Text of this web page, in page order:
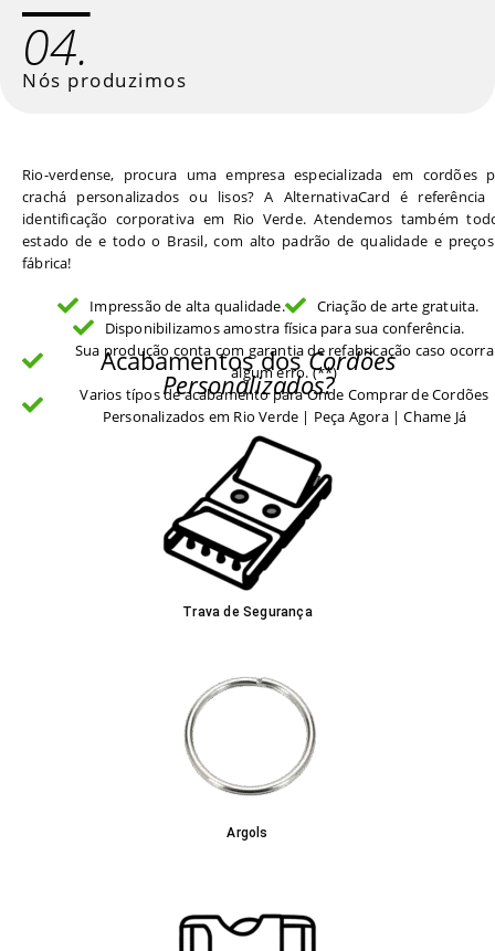
04.
Nós produzimos
Rio-verdense, procura uma empresa especializada em cordões
crachá personalizados ou lisos? A AlternativaCard é referência
identificação corporativa em Rio Verde. Atendemos também
estado de e todo o Brasil, com alto padrão de qualidade e
fábrica!
Impressão de alta qualidade.
Criação de arte gratuita.
Disponibilizamos amostra física para sua conferência.
Sua produção conta com garantia de refabricação caso ocorra
algum erro. (**)
Varios típos de acabamento para Onde Comprar de Cordões
Personalizados em Rio Verde | Peça Agora | Chame Já
Acabamentos dosCordões
Personalizados?
Trava de Segurança
Argols